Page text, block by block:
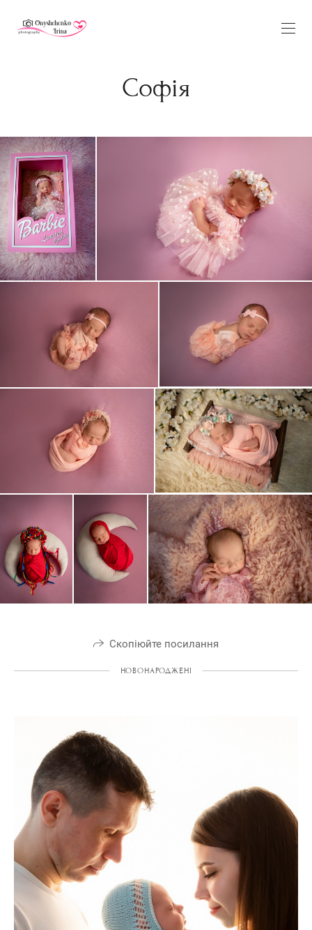
Софія
Скопіюйте посилання
НОВОНАРОДЖЕНІ